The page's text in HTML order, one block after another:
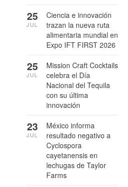
Ciencia e innovación
trazan la nueva ruta
alimentaria mundial en
Expo IFT FIRST 2026
25
JUL
Mission Craft Cocktails
celebra el Día
Nacional del Tequila
con su última
innovación
25
JUL
México informa
resultado negativo a
Cyclospora
cayetanensis en
lechugas de Taylor
Farms
23
JUL